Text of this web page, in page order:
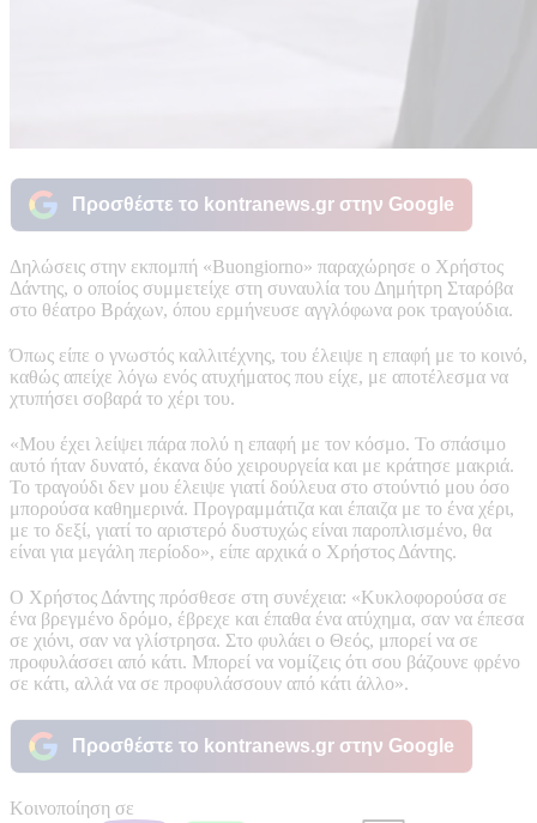
Προσθέστε το kontranews.gr στην Google
Δηλώσεις στην εκπομπή «Buongiorno» παραχώρησε ο Χρήστος
Δάντης, ο οποίος συμμετείχε στη συναυλία του Δημήτρη Σταρόβα
στο θέατρο Βράχων, όπου ερμήνευσε αγγλόφωνα ροκ τραγούδια.
Όπως είπε ο γνωστός καλλιτέχνης, του έλειψε η επαφή με το κοινό,
καθώς απείχε λόγω ενός ατυχήματος που είχε, με αποτέλεσμα να
χτυπήσει σοβαρά το χέρι του.
«Μου έχει λείψει πάρα πολύ η επαφή με τον κόσμο. Το σπάσιμο
αυτό ήταν δυνατό, έκανα δύο χειρουργεία και με κράτησε μακριά.
Το τραγούδι δεν μου έλειψε γιατί δούλευα στο στούντιό μου όσο
μπορούσα καθημερινά. Προγραμμάτιζα και έπαιζα με το ένα χέρι,
με το δεξί, γιατί το αριστερό δυστυχώς είναι παροπλισμένο, θα
είναι για μεγάλη περίοδο», είπε αρχικά ο Χρήστος Δάντης.
Ο Χρήστος Δάντης πρόσθεσε στη συνέχεια: «Κυκλοφορούσα σε
ένα βρεγμένο δρόμο, έβρεχε και έπαθα ένα ατύχημα, σαν να έπεσα
σε χιόνι, σαν να γλίστρησα. Στο φυλάει ο Θεός, μπορεί να σε
προφυλάσσει από κάτι. Μπορεί να νομίζεις ότι σου βάζουνε φρένο
σε κάτι, αλλά να σε προφυλάσσουν από κάτι άλλο».
Προσθέστε το kontranews.gr στην Google
Κοινοποίηση σε